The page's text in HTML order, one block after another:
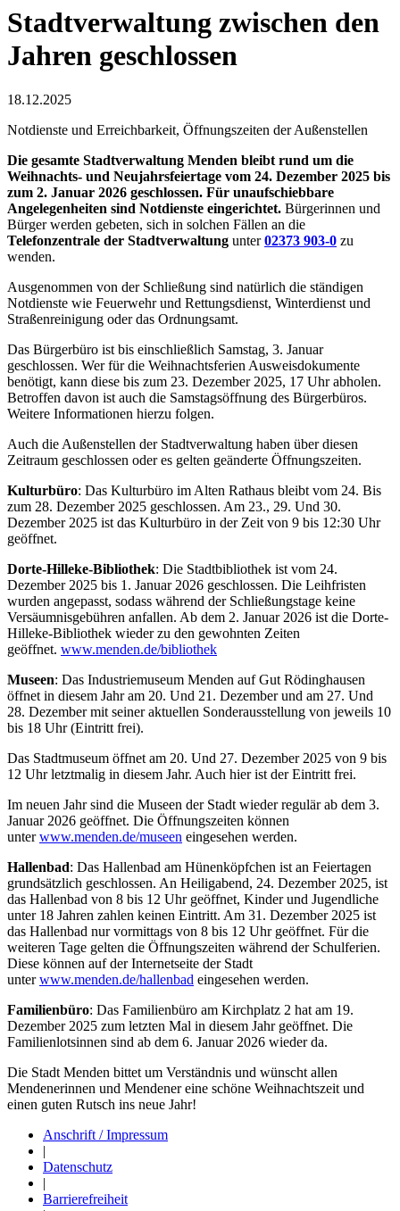
Stadtverwaltung zwischen den
Jahren geschlossen
18.12.2025
Notdienste und Erreichbarkeit, Öffnungszeiten der Außenstellen
Die gesamte Stadtverwaltung Menden bleibt rund um die
Weihnachts- und Neujahrsfeiertage vom 24. Dezember 2025 bis
zum 2. Januar 2026 geschlossen. Für unaufschiebbare
Angelegenheiten sind Notdienste eingerichtet. Bürgerinnen und
Bürger werden gebeten, sich in solchen Fällen an die
Telefonzentrale der Stadtverwaltung unter02373 903-0 zu
wenden.
Ausgenommen von der Schließung sind natürlich die ständigen
Notdienste wie Feuerwehr und Rettungsdienst, Winterdienst und
Straßenreinigung oder das Ordnungsamt.
Das Bürgerbüro ist bis einschließlich Samstag, 3. Januar
geschlossen. Wer für die Weihnachtsferien Ausweisdokumente
benötigt, kann diese bis zum 23. Dezember 2025, 17 Uhr abholen.
Betroffen davon ist auch die Samstagsöffnung des Bürgerbüros.
Weitere Informationen hierzu folgen.
Auch die Außenstellen der Stadtverwaltung haben über diesen
Zeitraum geschlossen oder es gelten geänderte Öffnungszeiten.
Kulturbüro: Das Kulturbüro im Alten Rathaus bleibt vom 24. Bis
zum 28. Dezember 2025 geschlossen. Am 23., 29. Und 30.
Dezember 2025 ist das Kulturbüro in der Zeit von 9 bis 12:30 Uhr
geöffnet.
Dorte-Hilleke-Bibliothek: Die Stadtbibliothek ist vom 24.
Dezember 2025 bis 1. Januar 2026 geschlossen. Die Leihfristen
wurden angepasst, sodass während der Schließungstage keine
Versäumnisgebühren anfallen. Ab dem 2. Januar 2026 ist die Dorte-
Hilleke-Bibliothek wieder zu den gewohnten Zeiten
geöffnet. www.menden.de/bibliothek
Museen: Das Industriemuseum Menden auf Gut Rödinghausen
öffnet in diesem Jahr am 20. Und 21. Dezember und am 27. Und
28. Dezember mit seiner aktuellen Sonderausstellung von jeweils 10
bis 18 Uhr (Eintritt frei).
Das Stadtmuseum öffnet am 20. Und 27. Dezember 2025 von 9 bis
12 Uhr letztmalig in diesem Jahr. Auch hier ist der Eintritt frei.
Im neuen Jahr sind die Museen der Stadt wieder regulär ab dem 3.
Januar 2026 geöffnet. Die Öffnungszeiten können
unterwww.menden.de/museen eingesehen werden.
Hallenbad: Das Hallenbad am Hünenköpfchen ist an Feiertagen
grundsätzlich geschlossen. An Heiligabend, 24. Dezember 2025, ist
das Hallenbad von 8 bis 12 Uhr geöffnet, Kinder und Jugendliche
unter 18 Jahren zahlen keinen Eintritt. Am 31. Dezember 2025 ist
das Hallenbad nur vormittags von 8 bis 12 Uhr geöffnet. Für die
weiteren Tage gelten die Öffnungszeiten während der Schulferien.
Diese können auf der Internetseite der Stadt
unterwww.menden.de/hallenbad eingesehen werden.
Familienbüro: Das Familienbüro am Kirchplatz 2 hat am 19.
Dezember 2025 zum letzten Mal in diesem Jahr geöffnet. Die
Familienlotsinnen sind ab dem 6. Januar 2026 wieder da.
Die Stadt Menden bittet um Verständnis und wünscht allen
Mendenerinnen und Mendener eine schöne Weihnachtszeit und
einen guten Rutsch ins neue Jahr!
Anschrift / Impressum
|
Datenschutz
|
Barrierefreiheit